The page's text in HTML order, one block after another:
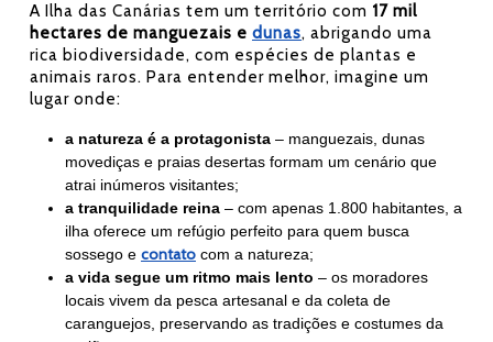
A Ilha das Canárias tem um território com 17 mil
hectares de manguezais e dunas, abrigando uma
rica biodiversidade, com espécies de plantas e
animais raros. Para entender melhor, imagine um
lugar onde:
a natureza é a protagonista – manguezais, dunas
movediças e praias desertas formam um cenário que
atrai inúmeros visitantes;
a tranquilidade reina – com apenas 1.800 habitantes, a
ilha oferece um refúgio perfeito para quem busca
sossego e contato com a natureza;
a vida segue um ritmo mais lento – os moradores
locais vivem da pesca artesanal e da coleta de
caranguejos, preservando as tradições e costumes da